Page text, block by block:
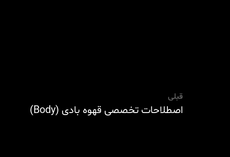
قبلی
اصطلاحات تخصصی قهوه بادی (body)